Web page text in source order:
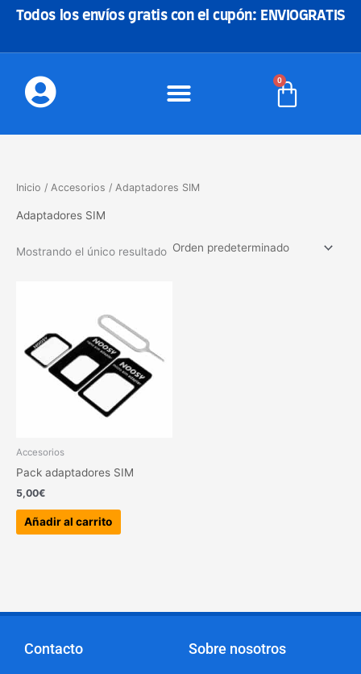
Todos los envíos gratis con el cupón: ENVIOGRATIS
0
Carrito
Inicio / Accesorios / Adaptadores SIM
Adaptadores SIM
Mostrando el único resultado
Accesorios
Pack adaptadores SIM
5,00€
Añadir al carrito
Contacto Sobre nosotros